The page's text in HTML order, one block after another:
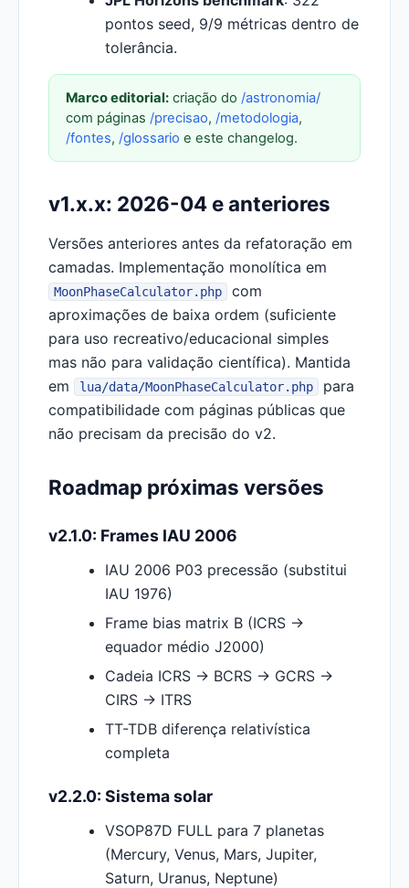
pontos seed, 9/9 métricas dentro de
tolerância.
Marco editorial: criação do /astronomia/
com páginas /precisao, /metodologia,
/fontes, /glossario e este changelog.
v1.x.x: 2026-04 e anteriores
Versões anteriores antes da refatoração em
camadas. Implementação monolítica em
MoonPhaseCalculator.php
com
aproximações de baixa ordem (suficiente
para uso recreativo/educacional simples
mas não para validação científica). Mantida
em
lua/data/MoonPhaseCalculator.php
para
compatibilidade com páginas públicas que
não precisam da precisão do v2.
Roadmap próximas versões
v2.1.0: Frames IAU 2006
IAU 2006 P03 precessão (substitui
IAU 1976)
Frame bias matrix B (ICRS →
equador médio J2000)
Cadeia ICRS → BCRS → GCRS →
CIRS → ITRS
TT-TDB diferença relativística
completa
v2.2.0: Sistema solar
VSOP87D FULL para 7 planetas
(Mercury, Venus, Mars, Jupiter,
Saturn, Uranus, Neptune)